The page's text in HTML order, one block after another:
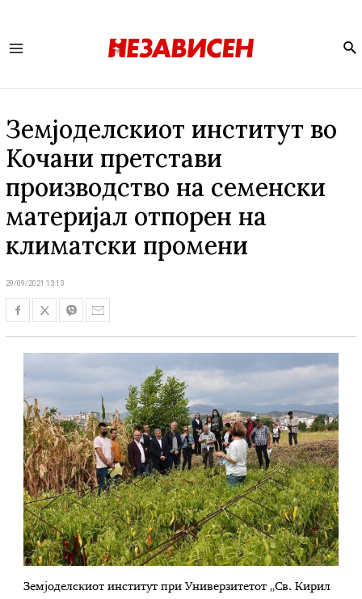
Земјоделскиот институт во
Кочани претстави
производство на семенски
материјал отпорен на
климатски промени
29/09/2021 13:13
Земјоделскиот институт при Универзитетот „Св. Кирил